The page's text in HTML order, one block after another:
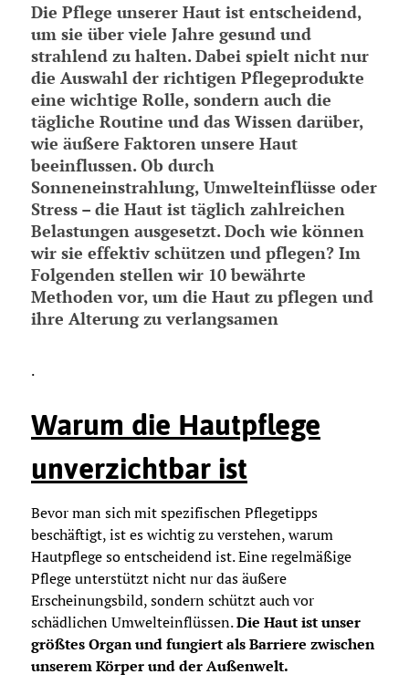
Die Pflege unserer Haut ist entscheidend,
um sie über viele Jahre gesund und
strahlend zu halten. Dabei spielt nicht nur
die Auswahl der richtigen Pflegeprodukte
eine wichtige Rolle, sondern auch die
tägliche Routine und das Wissen darüber,
wie äußere Faktoren unsere Haut
beeinflussen. Ob durch
Sonneneinstrahlung, Umwelteinflüsse oder
Stress – die Haut ist täglich zahlreichen
Belastungen ausgesetzt. Doch wie können
wir sie effektiv schützen und pflegen? Im
Folgenden stellen wir 10 bewährte
Methodenvor, um die Haut zu pflegen und
ihre Alterung zu verlangsamen
.
Warum die Hautpflege
unverzichtbar ist
Bevor man sich mit spezifischen Pflegetipps
beschäftigt, ist es wichtig zu verstehen, warum
Hautpflege so entscheidend ist. Eine regelmäßige
Pflege unterstützt nicht nur das äußere
Erscheinungsbild, sondern schützt auch vor
schädlichen Umwelteinflüssen.Die Haut ist unser
größtes Organ und fungiert als Barriere zwischen
unserem Körper und der Außenwelt.